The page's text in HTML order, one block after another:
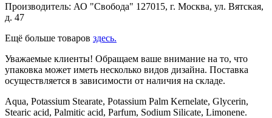
Производитель: АО "Свобода" 127015, г. Москва, ул. Вятская,
д. 47
Ещё больше товаров здесь.
Уважаемые клиенты! Обращаем ваше внимание на то, что
упаковка может иметь несколько видов дизайна. Поставка
осуществляется в зависимости от наличия на складе.
Aqua, Potassium Stearate, Potassium Palm Kernelate, Glycerin,
Stearic acid, Palmitic acid, Parfum, Sodium Silicate, Limonene.